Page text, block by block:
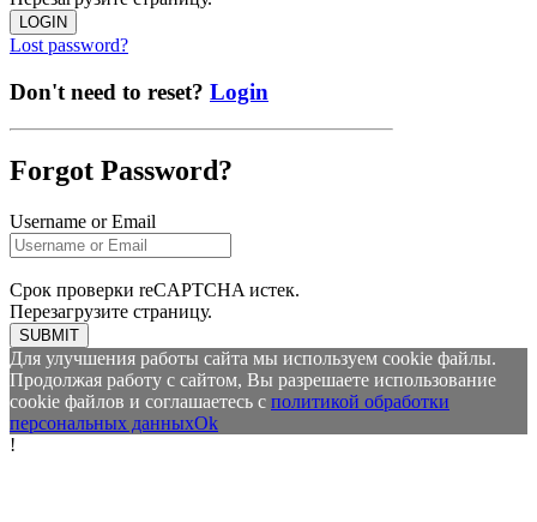
LOGIN
Lost password?
Don't need to reset? Login
Forgot Password?
Username or Email
Срок проверки reCAPTCHA истек.
Перезагрузите страницу.
SUBMIT
Для улучшения работы сайта мы используем cookie файлы.
Продолжая работу с сайтом, Вы разрешаете использование
cookie файлов и соглашаетесь с политикой обработки
персональных данныхOk
!